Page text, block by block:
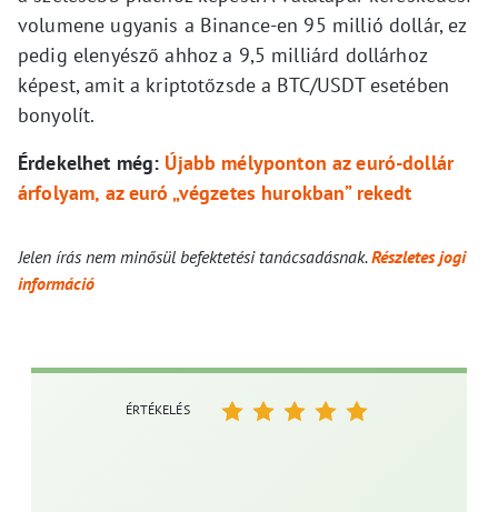
volumene ugyanis a Binance-en 95 millió dollár, ez
pedig elenyésző ahhoz a 9,5 milliárd dollárhoz
képest, amit a kriptotőzsde a BTC/USDT esetében
bonyolít.
Érdekelhet még: Újabb mélyponton az euró-dollár
árfolyam, az euró „végzetes hurokban” rekedt
Jelen írás nem minősül befektetési tanácsadásnak.Részletes jogi
információ
ÉRTÉKELÉS